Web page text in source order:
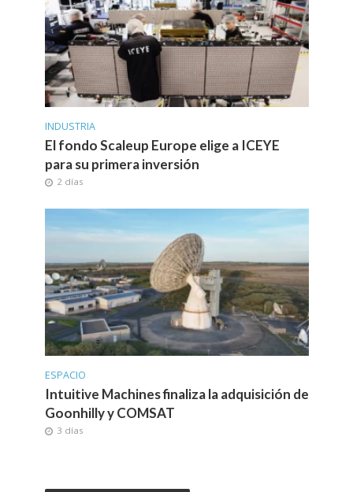
INDUSTRIA
El fondo Scaleup Europe elige a ICEYE
para su primera inversión
2 días
ESPACIO
Intuitive Machines finaliza la adquisición de
Goonhilly y COMSAT
3 días